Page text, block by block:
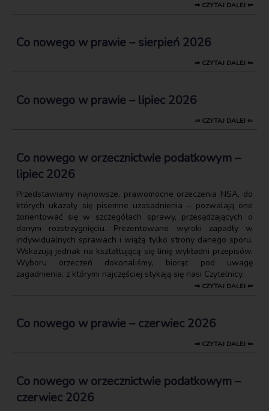
⇒ CZYTAJ DALEJ ⇐
Co nowego w prawie – sierpień 2026
⇒ CZYTAJ DALEJ ⇐
Co nowego w prawie – lipiec 2026
⇒ CZYTAJ DALEJ ⇐
Co nowego w orzecznictwie podatkowym –
lipiec 2026
Przedstawiamy najnowsze, prawomocne orzeczenia NSA, do
których ukazały się pisemne uzasadnienia – pozwalają one
zorientować się w szczegółach sprawy, przesądzających o
danym rozstrzygnięciu. Prezentowane wyroki zapadły w
indywidualnych sprawach i wiążą tylko strony danego sporu.
Wskazują jednak na kształtującą się linię wykładni przepisów.
Wyboru orzeczeń dokonaliśmy, biorąc pod uwagę
zagadnienia, z którymi najczęściej stykają się nasi Czytelnicy.
⇒ CZYTAJ DALEJ ⇐
Co nowego w prawie – czerwiec 2026
⇒ CZYTAJ DALEJ ⇐
Co nowego w orzecznictwie podatkowym –
czerwiec 2026